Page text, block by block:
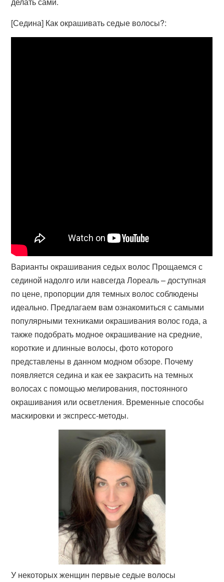
[Седина] Как окрашивать седые волосы?:
Варианты окрашивания седых волос Прощаемся с
сединой надолго или навсегда Лореаль – доступная
по цене, пропорции для темных волос соблюдены
идеально. Предлагаем вам ознакомиться с самыми
популярными техниками окрашивания волос года, а
также подобрать модное окрашивание на средние,
короткие и длинные волосы, фото которого
представлены в данном модном обзоре. Почему
появляется седина и как ее закрасить на темных
волосах с помощью мелирования, постоянного
окрашивания или осветления. Временные способы
маскировки и экспресс-методы.
У некоторых женщин первые седые волосы